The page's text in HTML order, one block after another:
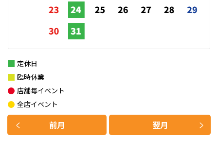
前月 翌月
定休日
臨時休業
店舗毎イベント
全店イベント